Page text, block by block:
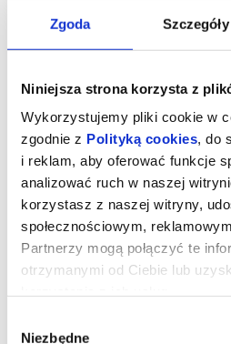
Zgoda Szczegóły
Niniejsza strona korzysta z
Wykorzystujemy pliki cookie w
zgodnie z Polityką cookies, do
i reklam, aby oferować funkcje
analizować ruch w naszej
korzystasz z naszej witryny,
społecznościowym,
Partnerzy mogą połączyć te
otrzymanymi od Ciebie lub
Niezbędne
Perfect Days
Nowy film twórcy „Lisbon Story” i
medytacja nad prostotą i pięknem
każdy dzień wypełniony jest
Mieszkający we współczesnym
fantastyczny Kōji Yakusho,